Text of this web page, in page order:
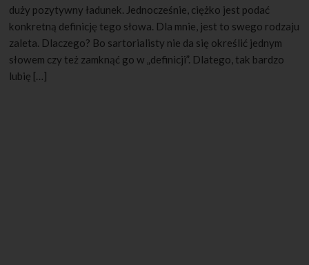
duży pozytywny ładunek. Jednocześnie, ciężko jest podać
konkretną definicję tego słowa. Dla mnie, jest to swego rodzaju
zaleta. Dlaczego? Bo sartorialisty nie da się określić jednym
słowem czy też zamknąć go w „definicji”. Dlatego, tak bardzo
lubię […]